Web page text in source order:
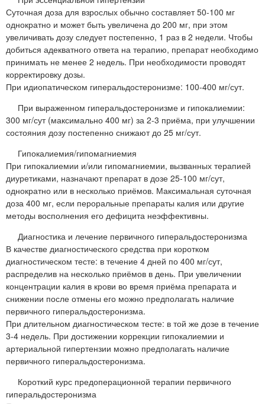
Суточная доза для взрослых обычно составляет 50-100 мг
однократно и может быть увеличена до 200 мг, при этом
увеличивать дозу следует постепенно, 1 раз в 2 недели. Чтобы
добиться адекватного ответа на терапию, препарат необходимо
принимать не менее 2 недель. При необходимости проводят
корректировку дозы.
При идиопатическом гиперальдостеронизме: 100-400 мг/сут.
При выраженном гиперальдостеронизме и гипокалиемии:
300 мг/сут (максимально 400 мг) за 2-3 приёма, при улучшении
состояния дозу постепенно снижают до 25 мг/сут.
Гипокалиемия/гипомагниемия
При гипокалиемии и/или гипомагниемии, вызванных терапией
диуретиками, назначают препарат в дозе 25-100 мг/сут,
однократно или в несколько приёмов. Максимальная суточная
доза 400 мг, если пероральные препараты калия или другие
методы восполнения его дефицита неэффективны.
Диагностика и лечение первичного гиперальдостеронизма
В качестве диагностического средства при коротком
диагностическом тесте: в течение 4 дней по 400 мг/сут,
распределив на несколько приёмов в день. При увеличении
концентрации калия в крови во время приёма препарата и
снижении после отмены его можно предполагать наличие
первичного гиперальдостеронизма.
При длительном диагностическом тесте: в той же дозе в течение
3-4 недель. При достижении коррекции гипокалиемии и
артериальной гипертензии можно предполагать наличие
первичного гиперальдостеронизма.
Короткий курс предоперационной терапии первичного
гиперальдостеронизма